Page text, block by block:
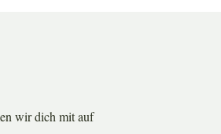
wir dich mit auf